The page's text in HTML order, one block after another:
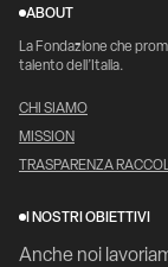
ABOUT
La Fondazione che
talento dell’Italia.
CHI SIAMO
MISSION
TRASPARENZA
I NOSTRI OBIETTIVI
Anche noi